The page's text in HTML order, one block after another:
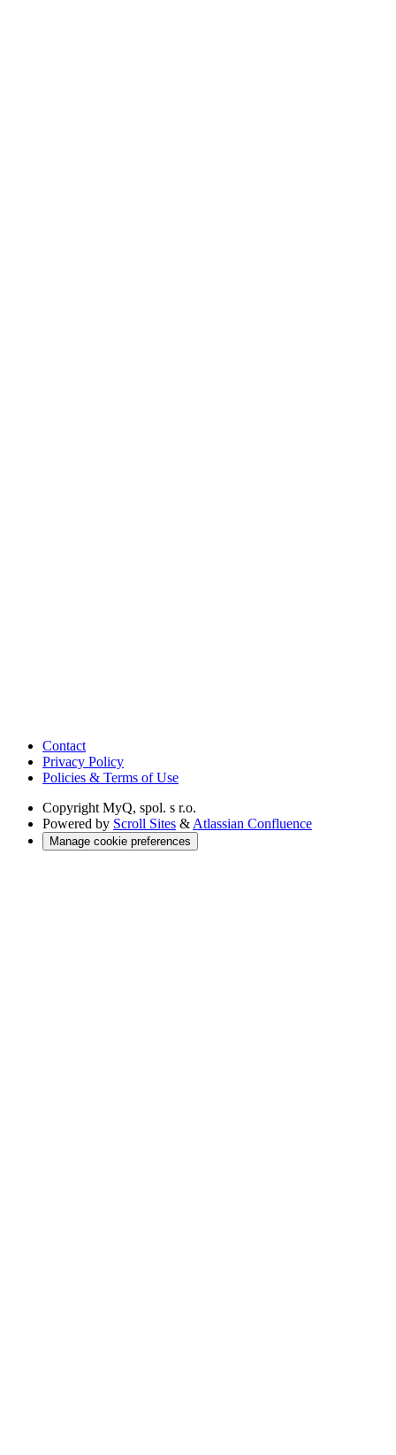
Contact
Privacy Policy
Policies & Terms of Use
Copyright MyQ, spol. s r.o.
Powered by Scroll Sites & Atlassian Confluence
Manage cookie preferences